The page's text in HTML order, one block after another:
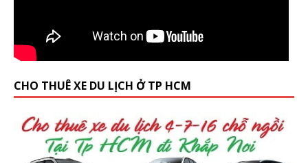
CHO THUÊ XE DU LỊCH Ở TP HCM